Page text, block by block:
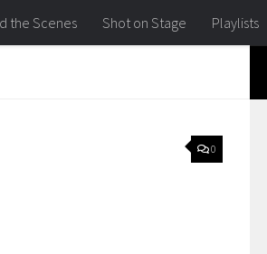
the Scenes Shot on Stage Playlists
0